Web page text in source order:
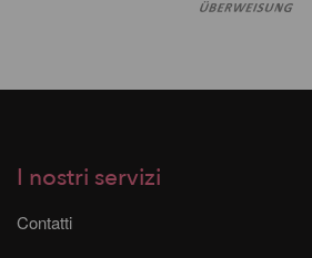
I nostri servizi
Contatti